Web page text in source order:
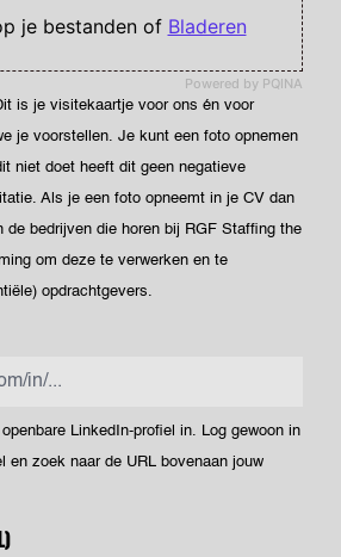
Powered by PQINA
je bestanden of Bladeren
is je visitekaartje voor ons én voor
je voorstellen. Je kunt een foto opnemen
niet doet heeft dit geen negatieve
Als je een foto opneemt in je CV dan
de bedrijven die horen bij RGF Staffing the
om deze te verwerken en te
opdrachtgevers.
LinkedIn-profiel in. Log gewoon in
en zoek naar de URL bovenaan jouw